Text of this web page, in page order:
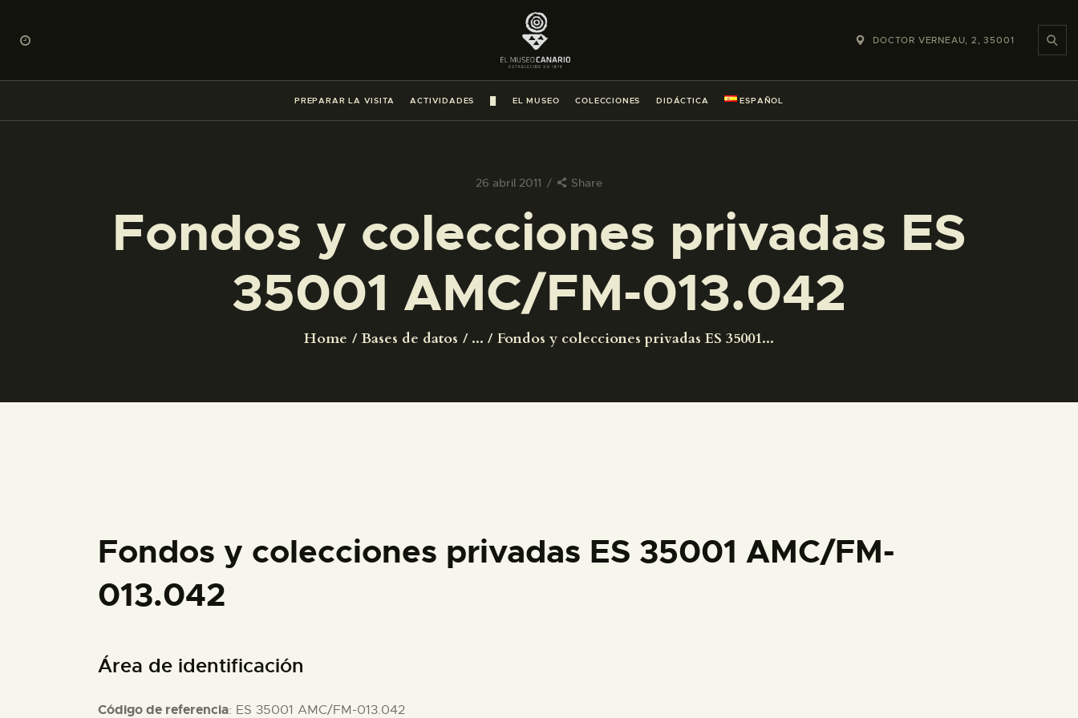
DOCTOR VERNEAU, 2, 35001
PREPARAR LA VISITA ACTIVIDADES EL MUSEO COLECCIONES DIDÁCTICA ESPAÑOL
26 abril 2011 Share
Fondos y colecciones privadas ES
35001 AMC/FM-013.042
Home Bases de datos ... Fondos y colecciones privadas ES 35001...
PREPARAR LA VISITA
ACTIVIDADES
█
COLECCIONES
DIDÁCTICA
ESPAÑOL
Fondos y colecciones privadas ES 35001 AMC/FM-
013.042
Área de identificación
Código de referencia: ES 35001 AMC/FM-013.042